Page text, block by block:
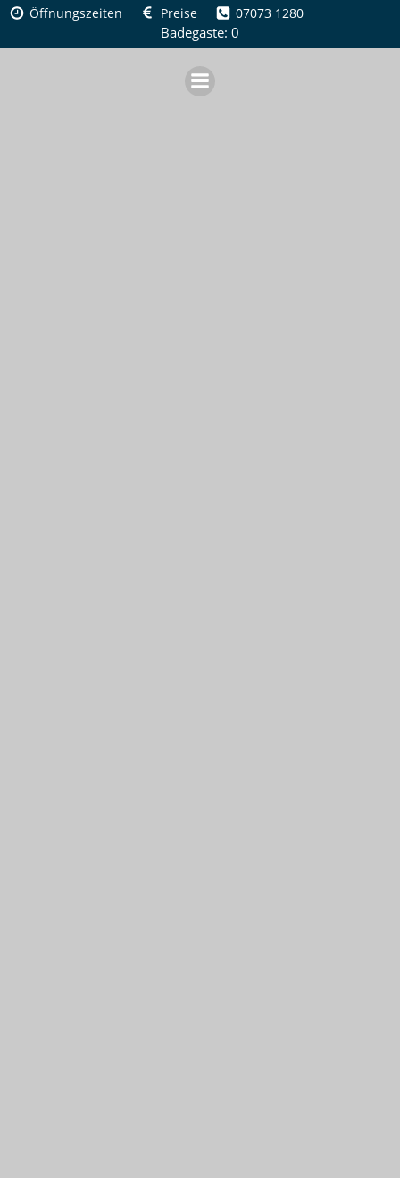
Zum
Inhalt
springen
Öffnungszeiten Preise 07073 1280
Badegäste: 0